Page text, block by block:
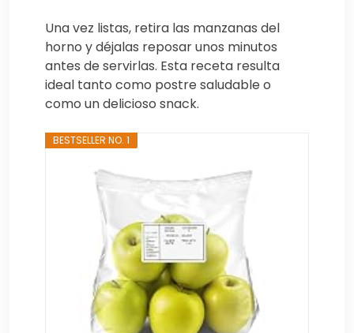
Una vez listas, retira las manzanas del
horno y déjalas reposar unos minutos
antes de servirlas. Esta receta resulta
ideal tanto como postre saludable o
como un delicioso snack.
BESTSELLER NO. 1